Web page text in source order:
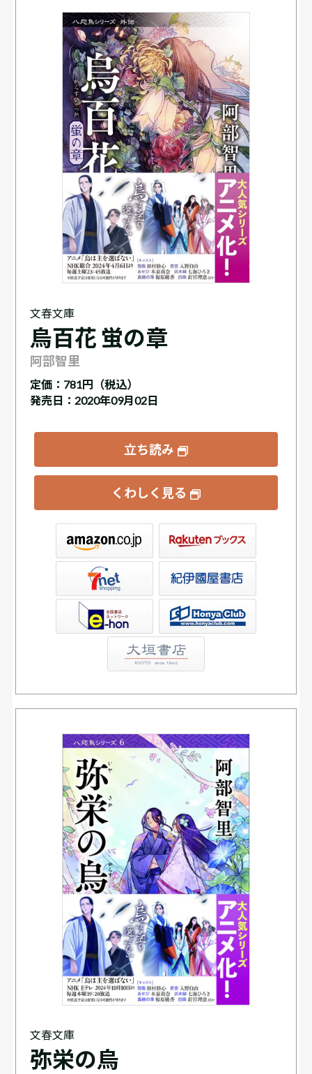
文春文庫
烏百花 蛍の章
阿部智里
定価： 781円（税込）
発売日：2020年09月02日
立ち読み
くわしく見る
書店ウェブストア
文春文庫
弥栄の烏